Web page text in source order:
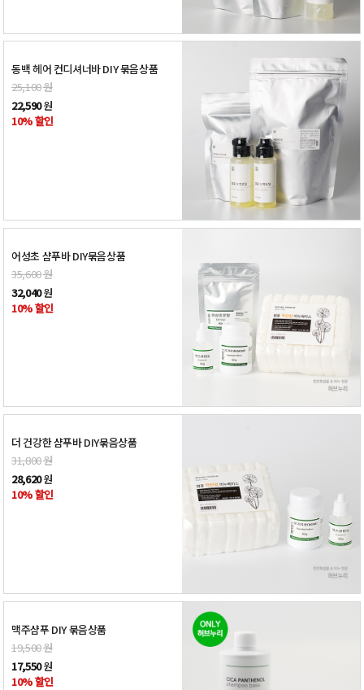
동백 헤어 컨디셔너바 DIY 묶음상품
25,100원
22,590원
10% 할인
어성초 샴푸바 DIY묶음상품
35,600원
32,040원
10% 할인
더 건강한 샴푸바 DIY묶음상품
31,800원
28,620원
10% 할인
맥주샴푸 DIY 묶음상품
19,500원
17,550원
10% 할인